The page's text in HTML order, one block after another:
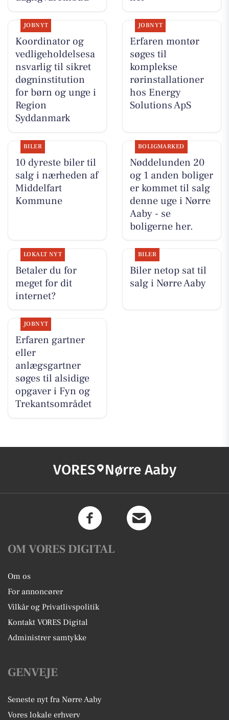
JOBNYT
Koordinator og
vedligeholdelsesa
nsvarlig til sikret
døgninstitution
for børn og unge i
Region
Syddanmark
JOBNYT
Erfaren montør
søges til
komplekse
rørinstallationer
hos Energy
Solutions ApS
BILER
10 dyreste biler til
salg i nærheden af
Middelfart
Kommune
BOLIGMARKED
Nøddelunden 20
og 1 anden boliger
er kommet til salg
denne uge i Nørre
Aaby - se
boligerne her.
LOKALT NYT
Betaler du for
meget for dit
internet?
BILER
Biler netop sat til
salg i Nørre Aaby
JOBNYT
Erfaren gartner
eller
anlægsgartner
søges til alsidige
opgaver i Fyn og
Trekantsområdet
VORES Nørre Aaby
OM VORES DIGITAL
Om os
For annoncører
Vilkår og Privatlivspolitik
Kontakt VORES Digital
Administrer samtykke
GENVEJE
Seneste nyt fra Nørre Aaby
Vores lokale erhverv